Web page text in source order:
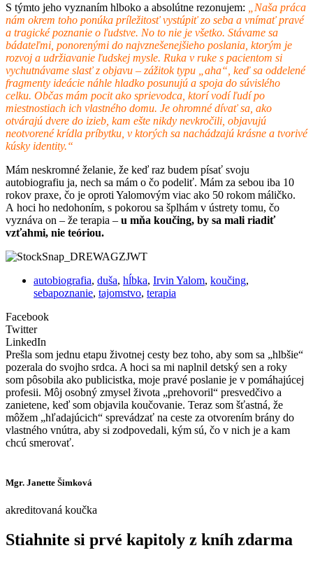
S týmto jeho vyznaním hlboko a absolútne rezonujem:
„Naša práca
nám okrem toho ponúka príležitosť vystúpiť zo seba a vnímať pravé
a tragické poznanie o ľudstve. No to nie je všetko. Stávame sa
bádateľmi, ponorenými do najvznešenejšieho poslania, ktorým je
rozvoj a udržiavanie ľudskej mysle. Ruka v ruke s pacientom si
vychutnávame slasť z objavu – zážitok typu „aha“, keď sa oddelené
fragmenty ideácie náhle hladko posunujú a spoja do súvislého
celku. Občas mám pocit ako sprievodca, ktorí vodí ľudí po
miestnostiach ich vlastného domu. Je ohromné dívať sa, ako
otvárajú dvere do izieb, kam ešte nikdy nevkročili, objavujú
neotvorené krídla príbytku, v ktorých sa nachádzajú krásne a tvorivé
kúsky identity.“
Mám neskromné želanie, že keď raz budem písať svoju
autobiografiu ja, nech sa mám o čo podeliť. Mám za sebou iba 10
rokov praxe, čo je oproti Yalomovým viac ako 50 rokom máličko.
A hoci ho nedohoním, s pokorou sa šplhám v ústrety tomu, čo
vyznáva on – že terapia – u mňa koučing, by sa mali riadiť
vzťahmi, nie teóriou.
autobiografia, duša, hĺbka, Irvin Yalom, koučing,
sebapoznanie, tajomstvo, terapia
Facebook
Twitter
LinkedIn
Prešla som jednu etapu životnej cesty bez toho, aby som sa „hlbšie“
pozerala do svojho srdca. A hoci sa mi naplnil detský sen a roky
som pôsobila ako publicistka, moje pravé poslanie je v pomáhajúcej
profesii. Môj osobný zmysel života „prehovoril“ presvedčivo a
zanietene, keď som objavila koučovanie. Teraz som šťastná, že
môžem „hľadajúcich“ sprevádzať na ceste za otvorením brány do
vlastného vnútra, aby si zodpovedali, kým sú, čo v nich je a kam
chcú smerovať.
Mgr. Janette Šimková
akreditovaná koučka
Stiahnite si prvé kapitoly z kníh zdarma